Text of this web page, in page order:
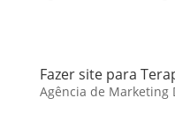
Fazer site para
Agência de Marketing